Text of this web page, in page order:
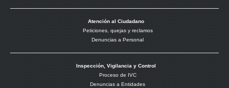
Atención al Ciudadano
Peticiones, quejas y reclamos
Denuncias a Personal
Inspección, Vigilancia y Control
Proceso de IVC
Denuncias a Entidades